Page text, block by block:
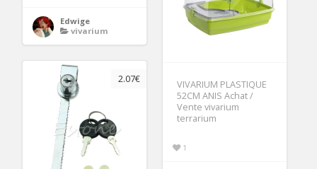
Edwige
vivarium
VIVARIUM PLASTIQUE
52CM ANIS Achat /
Vente vivarium
terrarium
1
2.07€